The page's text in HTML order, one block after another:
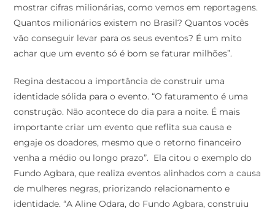
mostrar cifras milionárias, como vemos em reportagens.
Quantos milionários existem no Brasil? Quantos vocês
vão conseguir levar para os seus eventos? É um mito
achar que um evento só é bom se faturar milhões”.
Regina destacou a importância de construir uma
identidade sólida para o evento. “O faturamento é uma
construção. Não acontece do dia para a noite. É mais
importante criar um evento que reflita sua causa e
engaje os doadores, mesmo que o retorno financeiro
venha a médio ou longo prazo”. Ela citou o exemplo do
Fundo Agbara, que realiza eventos alinhados com a causa
de mulheres negras, priorizando relacionamento e
identidade. “A Aline Odara, do Fundo Agbara, construiu